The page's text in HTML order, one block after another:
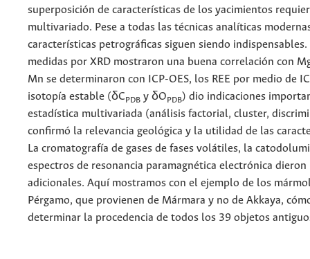
superposición de características de los yacimientos
multivariado. Pese a todas las técnicas analíticas
características petrográficas siguen siendo
medidas por XRD mostraron una buena correlación con
Mn se determinaron con ICP-OES, los REE por medio de
isotopía estable (δCPDB y δOPDB) dio indicaciones
estadística multivariada (análisis factorial, cluster,
confirmó la relevancia geológica y la utilidad de las
La cromatografía de gases de fases volátiles, la
espectros de resonancia paramagnética electrónica
adicionales. Aquí mostramos con el ejemplo de los
Pérgamo, que provienen de Mármara y no de Akkaya,
determinar la procedencia de todos los 39 objetos